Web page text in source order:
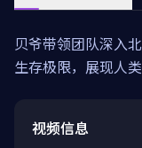
贝爷带领团队深入
生存极限，展现人
视频信息